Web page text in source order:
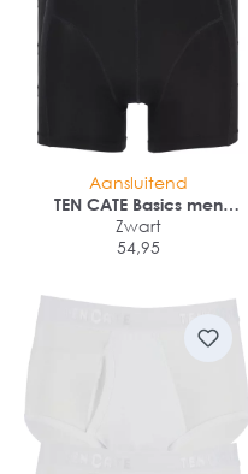
Aansluitend
TEN CATE Basics men
bamboo viscose shorts (4-
pack)
Zwart
54,95